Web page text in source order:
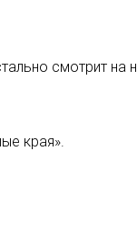
смотрит на
края».